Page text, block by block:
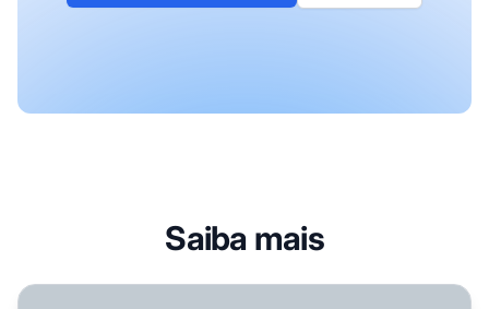
Saiba mais
Como Empresas SaaS Conquistam Visibilidade em IA: